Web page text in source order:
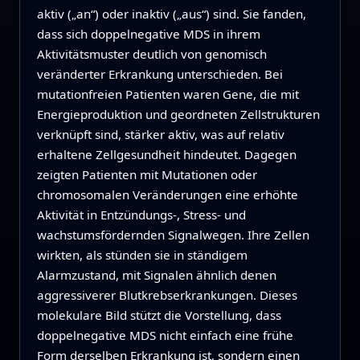
aktiv („an“) oder inaktiv („aus“) sind. Sie fanden,
dass sich doppelnegative MDS in ihrem
Aktivitätsmuster deutlich von genomisch
veränderter Erkrankung unterschieden. Bei
mutationfreien Patienten waren Gene, die mit
Energieproduktion und geordneten Zellstrukturen
verknüpft sind, stärker aktiv, was auf relativ
erhaltene Zellgesundheit hindeutet. Dagegen
zeigten Patienten mit Mutationen oder
chromosomalen Veränderungen eine erhöhte
Aktivität in Entzündungs-, Stress- und
wachstumsfördernden Signalwegen. Ihre Zellen
wirkten, als stünden sie in ständigem
Alarmzustand, mit Signalen ähnlich denen
aggressiverer Blutkrebserkrankungen. Dieses
molekulare Bild stützt die Vorstellung, dass
doppelnegative MDS nicht einfach eine frühe
Form derselben Erkrankung ist, sondern einen